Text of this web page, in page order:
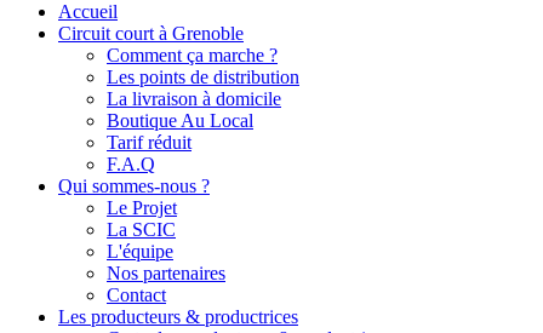
Accueil
Circuit court à Grenoble
Comment ça marche ?
Les points de distribution
La livraison à domicile
Boutique Au Local
Tarif réduit
F.A.Q
Qui sommes-nous ?
Le Projet
La SCIC
L'équipe
Nos partenaires
Contact
Les producteurs & productrices